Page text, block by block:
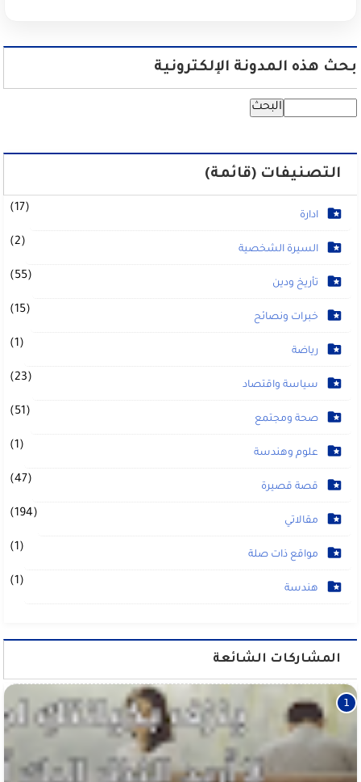
بحث هذه المدونة الإلكترونية
التصنيفات (قائمة)
ادارة
(17)
السيرة الشخصية
(2)
تأريخ ودين
(55)
خبرات ونصائح
(15)
رياضة
(1)
سياسة واقتصاد
(23)
صحة ومجتمع
(51)
علوم وهندسة
(1)
قصة قصيرة
(47)
مقالاتي
(194)
مواقع ذات صلة
(1)
هندسة
(1)
المشاركات الشائعة